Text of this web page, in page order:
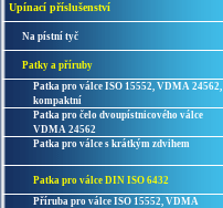
Upínací příslušenství
Na pístní tyč
Patky a příruby
Patka pro válce ISO 15552, VDMA 24562,
kompaktní
Patka pro čelo dvoupístnicového válce
VDMA 24562
Patka pro válce s krátkým zdvihem
Patka pro válce DIN ISO 6432
Příruba pro válce ISO 15552, VDMA